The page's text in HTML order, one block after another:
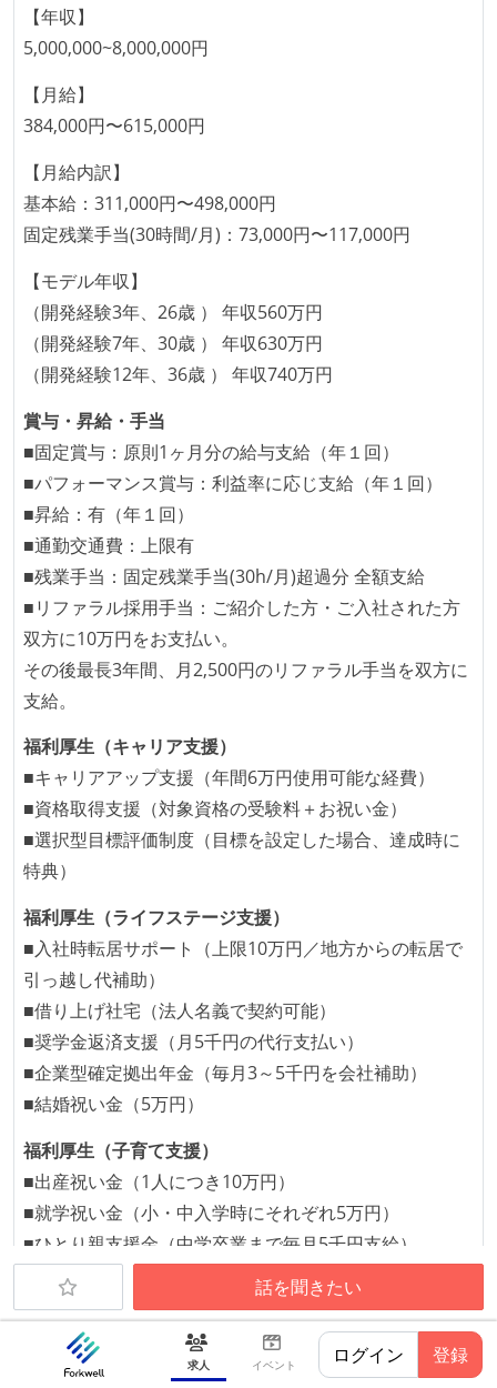
求人 イベント ログイン 登録
【年収】
5,000,000~8,000,000円
【月給】
384,000円〜615,000円
【月給内訳】
基本給：311,000円〜498,000円
固定残業手当(30時間/月)：73,000円〜117,000円
【モデル年収】
（開発経験3年、26歳 ） 年収560万円
（開発経験7年、30歳 ） 年収630万円
（開発経験12年、36歳 ） 年収740万円
賞与・昇給・手当
■固定賞与：原則1ヶ月分の給与支給（年１回）
■パフォーマンス賞与：利益率に応じ支給（年１回）
■昇給：有（年１回）
■通勤交通費：上限有
■残業手当：固定残業手当(30h/月)超過分 全額支給
■リファラル採用手当：ご紹介した方・ご入社された方
双方に10万円をお支払い。
その後最長3年間、月2,500円のリファラル手当を双方に
支給。
福利厚生（キャリア支援）
■キャリアアップ支援（年間6万円使用可能な経費）
■資格取得支援（対象資格の受験料＋お祝い金）
■選択型目標評価制度（目標を設定した場合、達成時に
特典）
福利厚生（ライフステージ支援）
■入社時転居サポート（上限10万円／地方からの転居で
引っ越し代補助）
■借り上げ社宅（法人名義で契約可能）
■奨学金返済支援（月5千円の代行支払い）
■企業型確定拠出年金（毎月3～5千円を会社補助）
■結婚祝い金（5万円）
福利厚生（子育て支援）
■出産祝い金（1人につき10万円）
■就学祝い金（小・中入学時にそれぞれ5万円）
■ひとり親支援金（中学卒業まで毎月5千円支給）
■ベビーシッター補助（こども家庭庁の割引券付与）
福利厚生（その他）
■社会保険完備（雇用・労災・健康・厚生年金）※首都圏
話を聞きたい